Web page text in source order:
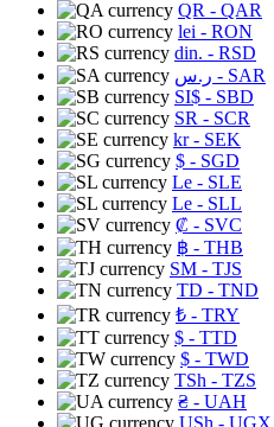
QR - QAR
lei - RON
din. - RSD
ر.س - SAR
SI$ - SBD
SR - SCR
kr- SEK
$ - SGD
Le - SLE
Le - SLL
₡ - SVC
฿ - THB
ЅМ - TJS
TD - TND
₺ - TRY
$ - TTD
$ - TWD
TSh - TZS
₴ - UAH
USh - UGX